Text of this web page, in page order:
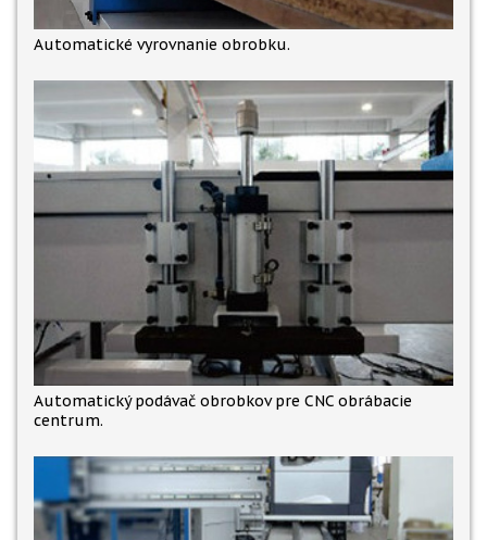
Automatické vyrovnanie obrobku.
Automatický podávač obrobkov pre CNC obrábacie
centrum.